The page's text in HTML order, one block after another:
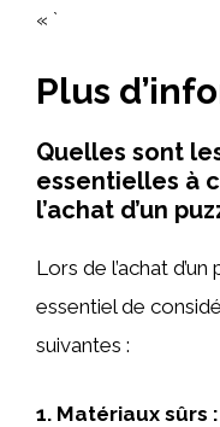
« `
Plus
Quelles sont
essentielles à
l’achat d’un
Lors de l’achat
essentiel de
suivantes :
1. Matériaux sûrs :